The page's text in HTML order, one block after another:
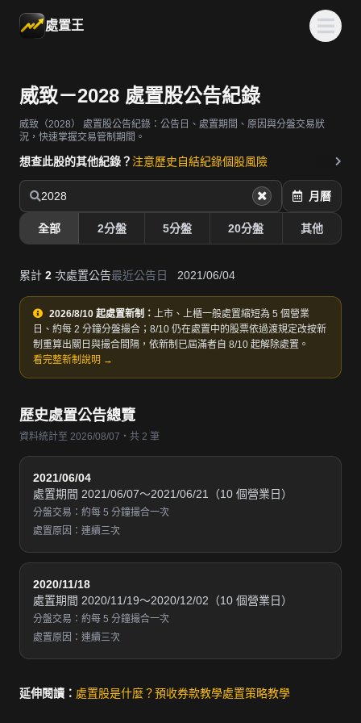
處置王
威致－2028 處置股公告紀錄
威致（2028）
處置股公告紀錄：公告日、處置期間、原因與分盤交易狀
況，快速掌握交易管制期間。
想查此股的其他紀錄？ 注意歷史自結紀錄個股風險
2028 月曆
全部 2分盤 5分盤 20分盤 其他
累計 2 次處置公告最近公告日 2021/06/04
2026/8/10 起處置新制： 上市、上櫃一般處置縮短為 5 個營業
日、約每 2 分鐘分盤撮合；8/10 仍在處置中的股票依過渡規定改按新
制重算出關日與撮合間隔，依新制已屆滿者自 8/10 起解除處置。
看完整新制說明 →
歷史處置公告總覽
資料統計至 2026/08/07・共 2 筆
2021/06/04
處置期間 2021/06/07～2021/06/21（10 個營業日）
分盤交易：約每 5 分鐘撮合一次
處置原因：連續三次
2020/11/18
處置期間 2020/11/19～2020/12/02（10 個營業日）
分盤交易：約每 5 分鐘撮合一次
處置原因：連續三次
延伸閱讀： 處置股是什麼？預收券款教學處置策略教學